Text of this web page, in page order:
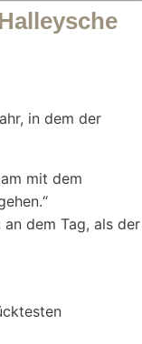
in dem der
mit dem
dem Tag, als der